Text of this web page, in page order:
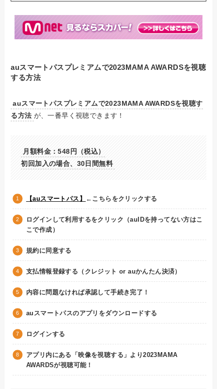
auスマートパスプレミアムで2023MAMA AWARDSを視聴
する方法
auスマートパスプレミアムで2023MAMA AWARDSを視聴す
る方法 が、一番早く視聴できます！
月額料金：548円（税込）
初回加入の場合、30日間無料
【auスマートパス】 ←こちらをクリックする
ログインして利用するをクリック（auIDを持ってない方はこ
こで作成）
規約に同意する
支払情報登録する（クレジット or auかんたん決済）
内容に問題なければ承認して手続き完了！
auスマートパスのアプリをダウンロードする
ログインする
アプリ内にある「映像を視聴する」より2023MAMA
AWARDSが視聴可能！